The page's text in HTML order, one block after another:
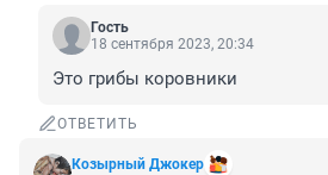
Гость
18 сентября 2023, 20:34
Это грибы коровники
ОТВЕТИТЬ
Козырный Джокер